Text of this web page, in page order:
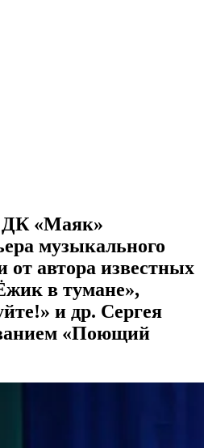
ДК «Маяк»
музыкального
от автора известных
в тумане»,
и др. Сергея
«Поющий